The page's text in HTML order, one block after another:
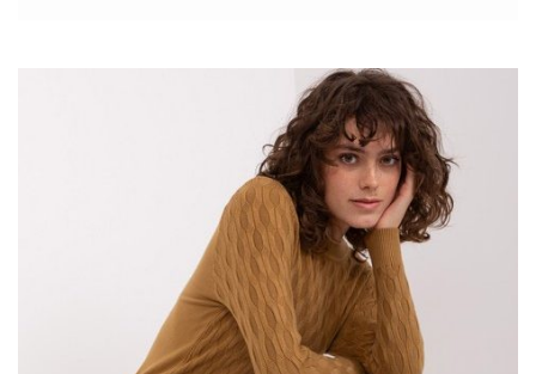
Przejrzyj już teraz różnorodne efektownesukienkie na wesele
by olśnić innych dopracowaną garderobą. Od czasu do czasu
każda kobieta ma okazję wybrać się jako gość na wesele do
rodziny lub znajomych. Wtedy szukamy zwykle nowej,
niepowtarzalnej i zjawiskowej kreacji, sukienki na wesele
która zapewni nam olśniewający look i wyróżni z tłumu. Nic